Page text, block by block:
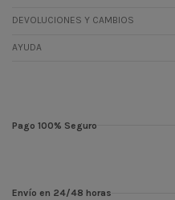
DEVOLUCIONES Y CAMBIOS
AYUDA
Pago 100% Seguro
Envío en 24/48 horas